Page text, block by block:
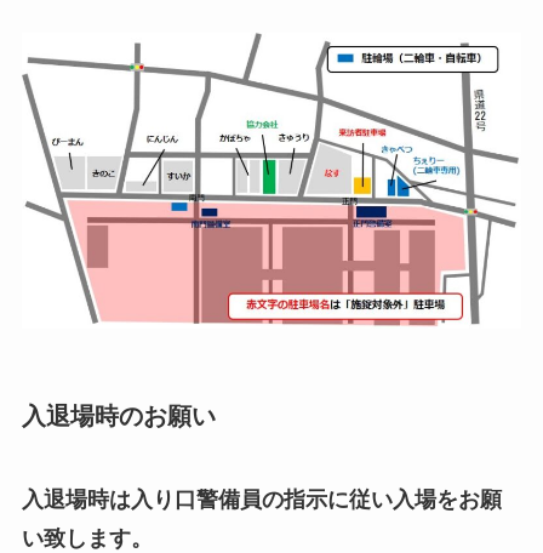
入退場時のお願い
入退場時は入り口警備員の指示に従い入場をお願
い致します。